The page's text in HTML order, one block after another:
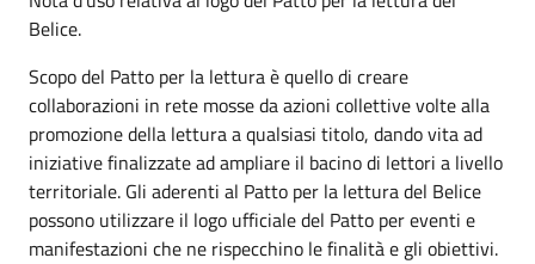
Belice.
Scopo del Patto per la lettura è quello di creare
collaborazioni in rete mosse da azioni collettive volte alla
promozione della lettura a qualsiasi titolo, dando vita ad
iniziative finalizzate ad ampliare il bacino di lettori a livello
territoriale. Gli aderenti al Patto per la lettura del Belice
possono utilizzare il logo ufficiale del Patto per eventi e
manifestazioni che ne rispecchino le finalità e gli obiettivi.